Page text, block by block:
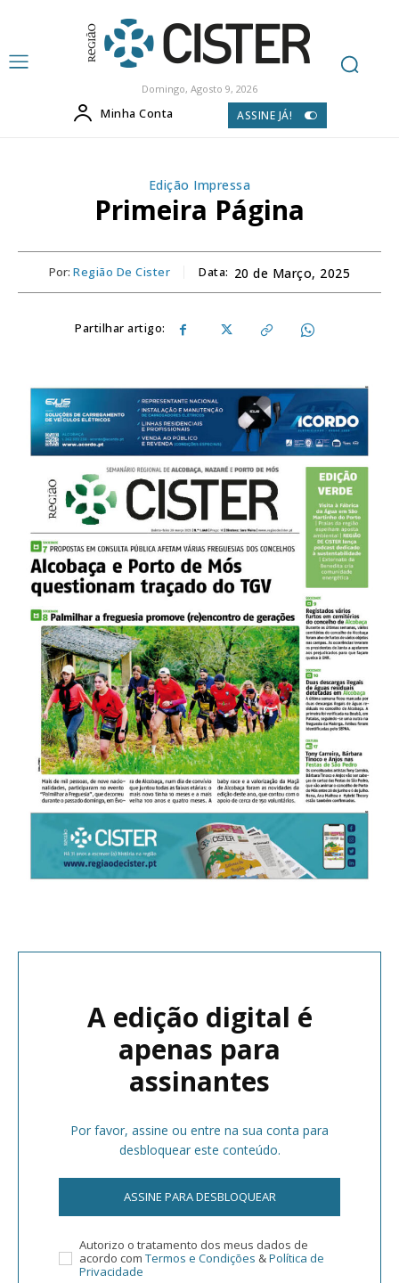
Domingo, Agosto 9, 2026
Minha Conta ASSINE JÁ!
Edição Impressa
Primeira Página
Por: Região De Cister Data: 20 de Março, 2025
Partilhar artigo:
A edição digital é
apenas para
assinantes
Por favor, assine ou entre na sua conta para
desbloquear este conteúdo.
ASSINE PARA DESBLOQUEAR
Autorizo o tratamento dos meus dados de
acordo com Termos e Condições &Política de
Privacidade